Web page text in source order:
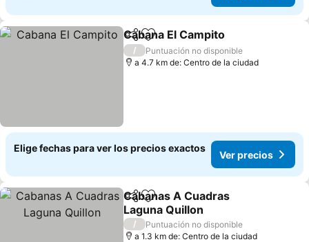
CompartirAgregar a favoritos
Cabana El Campito
/
Puntuación no disponible
a 4.7 km de: Centro de la ciudad
Elige fechas para ver los precios exactos
Ver precios
CompartirAgregar a favoritos
Cabanas A Cuadras
Laguna Quillon
Ver precios
/
Puntuación no disponible
a 1.3 km de: Centro de la ciudad